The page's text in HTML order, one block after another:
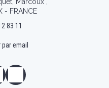
- FRANCE
83 11
email